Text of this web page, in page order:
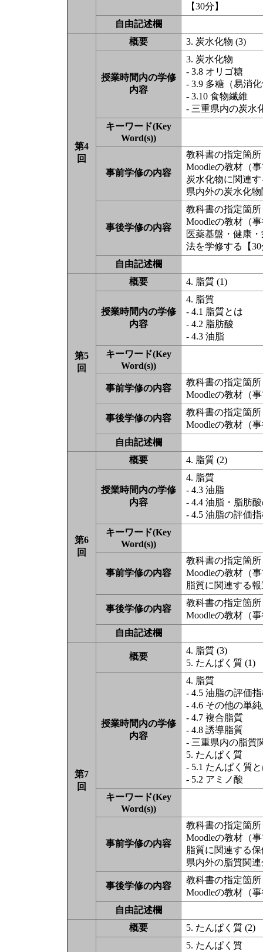
【30分】
自由記述欄
第4
回
概要 3. 炭水化物 (3)
授業時間内の学修
内容
3. 炭水化物
- 3.8 オリゴ糖
- 3.9 多糖（易消
- 3.10 食物繊維
- 三重県内の炭水
キーワード(Key
Word(s))
事前学修の内容
教科書の指定箇
Moodleの教材（
炭水化物に関連
県内外の炭水化
事後学修の内容
教科書の指定箇
Moodleの教材（
医薬基盤・健康
法を学修する【
自由記述欄
第5
回
概要 4. 脂質 (1)
授業時間内の学修
内容
4. 脂質
- 4.1 脂質とは
- 4.2 脂肪酸
- 4.3 油脂
キーワード(Key
Word(s))
事前学修の内容
教科書の指定箇
Moodleの教材（
事後学修の内容
教科書の指定箇
Moodleの教材（
自由記述欄
第6
回
概要 4. 脂質 (2)
授業時間内の学修
内容
4. 脂質
- 4.3 油脂
- 4.4 油脂・脂肪
- 4.5 油脂の評価
キーワード(Key
Word(s))
事前学修の内容
教科書の指定箇
Moodleの教材（
脂質に関連する
事後学修の内容
教科書の指定箇
Moodleの教材（
自由記述欄
第7
回
概要
4. 脂質 (3)
5. たんぱく質 (1)
授業時間内の学修
内容
4. 脂質
- 4.5 油脂の評価
- 4.6 その他の単
- 4.7 複合脂質
- 4.8 誘導脂質
- 三重県内の脂質
5. たんぱく質
- 5.1 たんぱく質
- 5.2 アミノ酸
キーワード(Key
Word(s))
事前学修の内容
教科書の指定箇
Moodleの教材（
脂質に関連する
県内外の脂質関
事後学修の内容
教科書の指定箇
Moodleの教材（
自由記述欄
概要
5. たんぱく質 (2)
5. たんぱく質